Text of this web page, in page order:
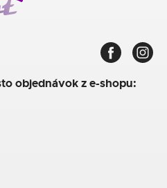
objednávok z e-shopu: